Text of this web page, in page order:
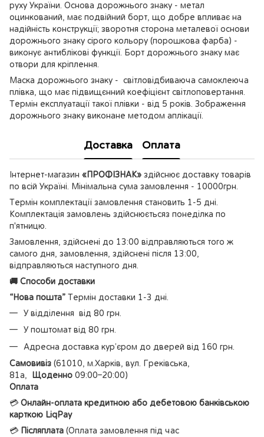
руху України. Основа дорожнього знаку - метал
оцинкований, має подвійний борт, що добре впливає на
надійність конструкції; зворотня сторона металевої основи
дорожнього знаку сірого кольору (порошкова фарба) -
виконує антиблікові функції. Борт дорожнього знаку має
отвори для кріплення.
Маска дорожнього знаку - світловідбиваюча самоклеюча
плівка, що має підвищєнний коефіцієнт світлоповертання.
Термін експлуатації такої плівки - від 5 років. Зображення
дорожнього знаку виконане методом аплікації.
Доставка Оплата
Інтернет-магазин «ПРОФІЗНАК» здійснює доставку товарів
по всій Україні. Мінімальна сума замовлення - 10000грн.
Термін комплектації замовлення становить 1-5 дні.
Комплектація замовлень здійснюєтьсяз понеділка по
п'ятницю.
Замовлення, здійснені до 13:00 відправляються того ж
самого дня, замовлення, здійснені після 13:00,
відправляються наступного дня.
🚚 Способи доставки
“Нова пошта” Термін доставки 1-3 дні.
У відділення від 80 грн.
У поштомат від 80 грн.
Адресна доставка кур’єром до дверей від 160 грн.
Самовивіз (61010, м.Харків, вул. Греківська,
81а,
Щоденно 09:00–20:00)
Оплата
💳 Онлайн-оплата кредитною або дебетовою банківською
карткою LiqPay
💳 Післяплата (Оплата замовлення під час